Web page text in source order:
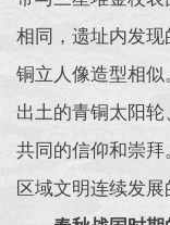
相同，遗址内发
铜立人像造型相
出土的青铜太阳
共同的信仰和崇
区域文明连续发展